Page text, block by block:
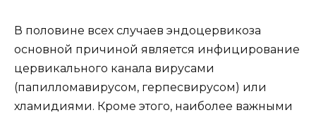
В половине всех случаев эндоцервикоза
основной причиной является инфицирование
цервикального канала вирусами
(папилломавирусом, герпесвирусом) или
хламидиями. Кроме этого, наиболее важными